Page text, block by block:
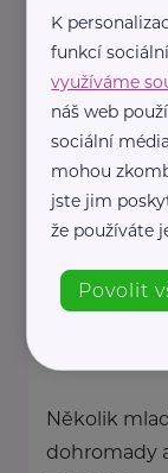
Divadlo
+420 605
kolektiv
Několik
dohromady
K
funkcí
využíváme
náš web
sociální
mohou
jste jim
že používáte
Povolit